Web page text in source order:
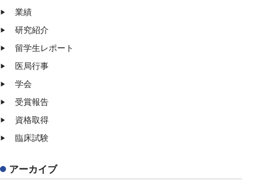
業績
研究紹介
留学生レポート
医局行事
学会
受賞報告
資格取得
臨床試験
アーカイブ